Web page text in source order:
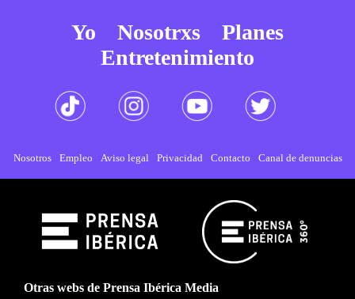
Yo Nosotrxs
Planes
Entretenimiento
Nosotros Empleo Aviso legal Privacidad Contacto Canal de denuncias
Otras webs de Prensa Ibérica Media